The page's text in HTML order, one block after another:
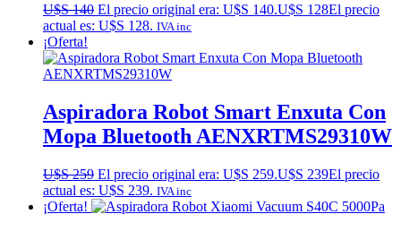
U$S140 El precio original era: U$S 140.U$S 128El precio
actual es: U$S 128. IVA inc
¡Oferta!
Aspiradora Robot Smart Enxuta Con
Mopa Bluetooth AENXRTMS29310W
U$S259 El precio original era: U$S 259.U$S 239El precio
actual es: U$S 239. IVA inc
¡Oferta!